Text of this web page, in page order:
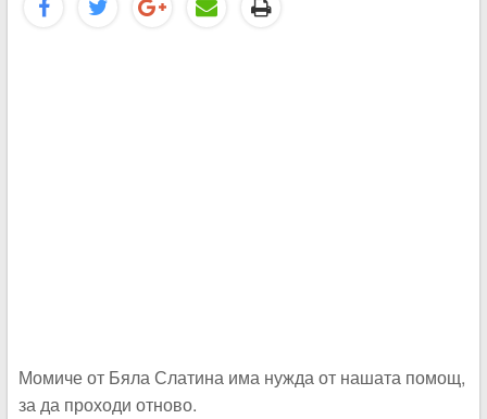
Момиче от Бяла Слатина има нужда от нашата помощ,
за да проходи отново.